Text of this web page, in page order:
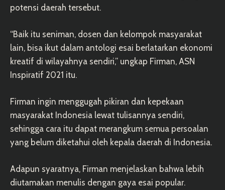
potensi daerah tersebut.
“Baik itu seniman, dosen dan kelompok masyarakat
lain, bisa ikut dalam antologi esai berlatarkan ekonomi
kreatif di wilayahnya sendiri,” ungkap Firman, ASN
Inspiratif 2021 itu.
Firman ingin menggugah pikiran dan kepekaan
masyarakat Indonesia lewat tulisannya sendiri,
sehingga cara itu dapat merangkum semua persoalan
yang belum diketahui oleh kepala daerah di Indonesia.
Adapun syaratnya, Firman menjelaskan bahwa lebih
diutamakan menulis dengan gaya esai popular.